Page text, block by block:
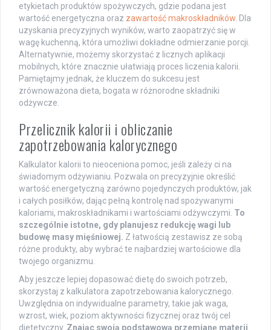
etykietach produktów spożywczych, gdzie podana jest
wartość energetyczna oraz zawartość makroskładników. Dla
uzyskania precyzyjnych wyników, warto zaopatrzyć się w
wagę kuchenną, która umożliwi dokładne odmierzanie porcji.
Alternatywnie, możemy skorzystać z licznych aplikacji
mobilnych, które znacznie ułatwiają proces liczenia kalorii.
Pamiętajmy jednak, że kluczem do sukcesu jest
zrównoważona dieta, bogata w różnorodne składniki
odżywcze.
Przelicznik kalorii i obliczanie
zapotrzebowania kalorycznego
Kalkulator kalorii to nieoceniona pomoc, jeśli zależy ci na
świadomym odżywianiu. Pozwala on precyzyjnie określić
wartość energetyczną zarówno pojedynczych produktów, jak
i całych posiłków, dając pełną kontrolę nad spożywanymi
kaloriami, makroskładnikami i wartościami odżywczymi. To
szczególnie istotne, gdy planujesz redukcję wagi lub
budowę masy mięśniowej. Z łatwością zestawisz ze sobą
różne produkty, aby wybrać te najbardziej wartościowe dla
twojego organizmu.
Aby jeszcze lepiej dopasować dietę do swoich potrzeb,
skorzystaj z kalkulatora zapotrzebowania kalorycznego.
Uwzględnia on indywidualne parametry, takie jak waga,
wzrost, wiek, poziom aktywności fizycznej oraz twój cel
dietetyczny. Znając swoją podstawową przemianę materii